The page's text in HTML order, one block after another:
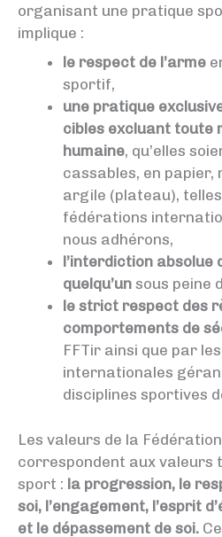
organisant une pratique
implique :
le respect de l’arme
sportif,
une pratique
cibles excluant toute
humaine, qu’elles
cassables, en papier,
argile (plateau),
fédérations
nous adhérons,
l’interdiction absolue
quelqu’un sous peine
le strict respect des
comportements de
FFTir ainsi que par
internationales
disciplines sportives
Les valeurs de la
correspondent aux valeurs
sport : la progression, le
soi, l’engagement, l’esprit
et le dépassement de soi.